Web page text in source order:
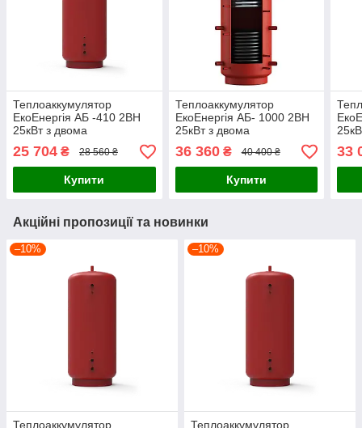
Теплоаккумулятор
ЕкоЕнергія АБ -410 2ВН
25кВт з двома
теплообмінниками
25 704 ₴ 28 560 ₴
Купити
Теплоаккумулятор
ЕкоЕнергія АБ- 1000 2ВН
25кВт з двома
теплообмінниками
36 360₴ 40 400 ₴
Купити
33
Акційні пропозиції та новинки
–10%
Теплоаккумулятор
–10%
Теплоаккумулятор